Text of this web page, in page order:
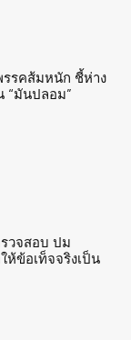
รรคส้มหนัก ชี้ห่าง
“มันปลอม”
วจสอบ ปม
ห้ข้อเท็จจริงเป็น